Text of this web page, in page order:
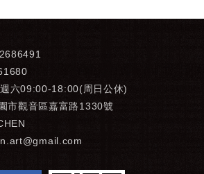
六09:00-18:00(周日公休)
市觀音區嘉富路1330號